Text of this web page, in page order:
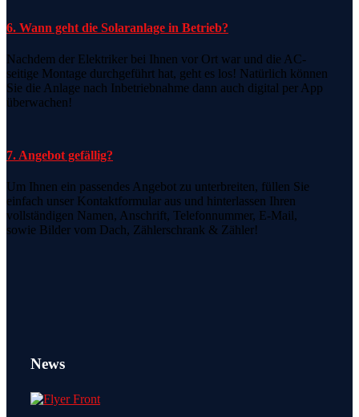
6. Wann geht die Solaranlage in Betrieb?
Nachdem der Elektriker bei Ihnen vor Ort war und die AC-
seitige Montage durchgeführt hat, geht es los! Natürlich können
Sie die Anlage nach Inbetriebnahme dann auch digital per App
überwachen!
7. Angebot gefällig?
Um Ihnen ein passendes Angebot zu unterbreiten, füllen Sie
einfach unser Kontaktformular aus und hinterlassen Ihren
vollständigen Namen, Anschrift, Telefonnummer, E-Mail,
sowie Bilder vom Dach, Zählerschrank & Zähler!
News